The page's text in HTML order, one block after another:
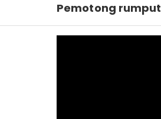
Pemotong rumput